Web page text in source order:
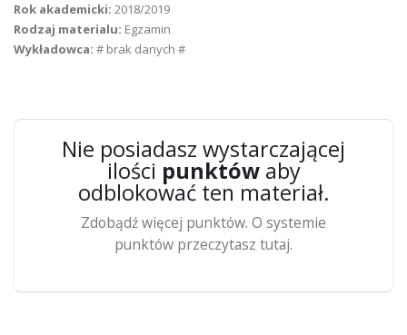
Rok akademicki: 2018/2019
Rodzaj materialu: Egzamin
Wykładowca: # brak danych #
Nie posiadasz wystarczającej
ilości punktówaby
odblokować ten materiał.
Zdobądź więcej punktów. O systemie
punktów przeczytasz tutaj.